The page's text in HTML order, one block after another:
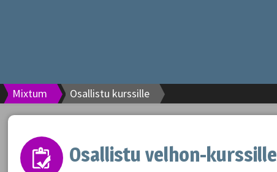
Mixtum Osallistu kurssille
Osallistu velhon-kurssille